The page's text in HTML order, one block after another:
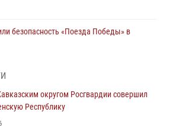
безопасность «Поезда Победы» в
Дню физкультурника
округом Росгвардии совершил
Республику